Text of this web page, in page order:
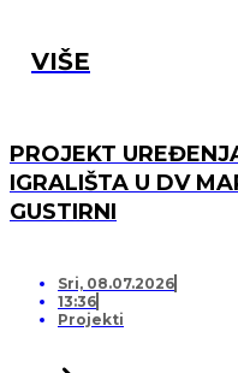
VIŠE
PROJEKT
IGRALIŠTA U DV
GUSTIRNI
Sri, 08.07.2026
13:36
Projekti